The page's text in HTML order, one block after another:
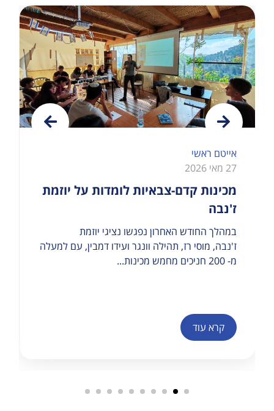
אייטם ראשי
27 מאי 2026
מכינות קדם-צבאיות לומדות על יוזמת
ז'נבה
במהלך החודש האחרון נפגשו נציגי יוזמת
ז'נבה, מוסי רז, תהילה וונגר ועידו דמבין, עם למעלה
מ- 200 חניכים מחמש מכינות...
קרא עוד